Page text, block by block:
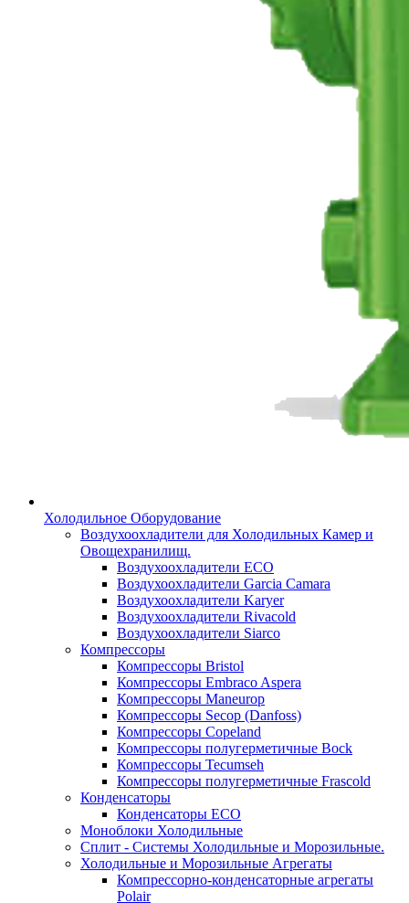
Холодильное Оборудование
Воздухоохладители для Холодильных Камер и
Овощехранилищ.
Воздухоохладители ECO
Воздухоохладители Garcia Camara
Воздухоохладители Karyer
Воздухоохладители Rivacold
Воздухоохладители Siarco
Компрессоры
Компрессоры Bristol
Компрессоры Embraco Aspera
Компрессоры Maneurop
Компрессоры Secop (Danfoss)
Компрессоры Copeland
Компрессоры полугерметичные Bock
Компрессоры Tecumseh
Компрессоры полугерметичные Frascold
Конденсаторы
Конденсаторы ECO
Моноблоки Холодильные
Сплит - Системы Холодильные и Морозильные.
Холодильные и Морозильные Агрегаты
Компрессорно-конденсаторные агрегаты
Polair